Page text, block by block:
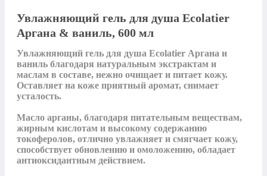
Увлажняющий гель для душа Ecolatier
Аргана & ваниль, 600 мл
Увлажняющий гель для душа Ecolatier Аргана и
ваниль благодаря натуральным экстрактам и
маслам в составе, нежно очищает и питает кожу.
Оставляет на коже приятный аромат, снимает
усталость.
Масло арганы, благодаря питательным веществам,
жирным кислотам и высокому содержанию
токоферолов, отлично увлажняет и смягчает кожу,
способствует обновлению и омоложению, обладает
антиоксидантным действием.